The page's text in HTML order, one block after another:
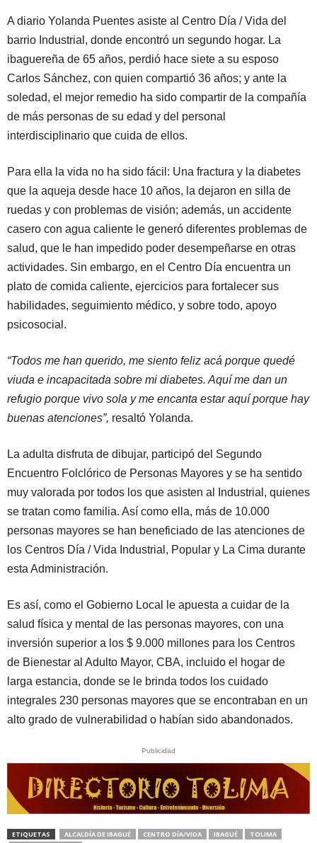
A diario Yolanda Puentes asiste al Centro Día / Vida del
barrio Industrial, donde encontró un segundo hogar. La
ibaguereña de 65 años, perdió hace siete a su esposo
Carlos Sánchez, con quien compartió 36 años; y ante la
soledad, el mejor remedio ha sido compartir de la compañía
de más personas de su edad y del personal
interdisciplinario que cuida de ellos.
Para ella la vida no ha sido fácil: Una fractura y la diabetes
que la aqueja desde hace 10 años, la dejaron en silla de
ruedas y con problemas de visión; además, un accidente
casero con agua caliente le generó diferentes problemas de
salud, que le han impedido poder desempeñarse en otras
actividades. Sin embargo, en el Centro Día encuentra un
plato de comida caliente, ejercicios para fortalecer sus
habilidades, seguimiento médico, y sobre todo, apoyo
psicosocial.
“Todos me han querido, me siento feliz acá porque quedé
viuda e incapacitada sobre mi diabetes. Aquí me dan un
refugio porque vivo sola y me encanta estar aquí porque hay
buenas atenciones”, resaltó Yolanda.
La adulta disfruta de dibujar, participó del Segundo
Encuentro Folclórico de Personas Mayores y se ha sentido
muy valorada por todos los que asisten al Industrial, quienes
se tratan como familia. Así como ella, más de 10.000
personas mayores se han beneficiado de las atenciones de
los Centros Día / Vida Industrial, Popular y La Cima durante
esta Administración.
Es así, como el Gobierno Local le apuesta a cuidar de la
salud física y mental de las personas mayores, con una
inversión superior a los $ 9.000 millones para los Centros
de Bienestar al Adulto Mayor, CBA, incluido el hogar de
larga estancia, donde se le brinda todos los cuidado
integrales 230 personas mayores que se encontraban en un
alto grado de vulnerabilidad o habían sido abandonados.
Publicidad
ETIQUETAS ALCALDÍA DE IBAGUÉ CENTRO DÍA/VIDA IBAGUÉ
TOLIMA